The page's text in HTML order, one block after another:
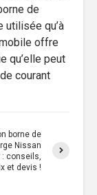
de
utilisée qu’à
offre
qu’elle peut
courant
borne de
Nissan
conseils,
et devis !